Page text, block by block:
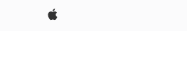
Apple‏